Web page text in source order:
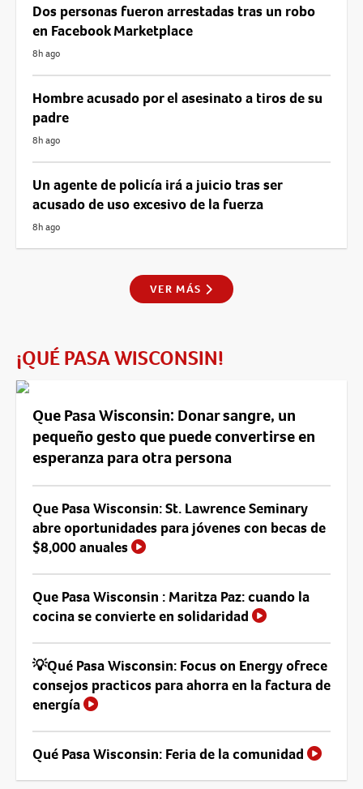
Dos personas fueron arrestadas tras un robo
en Facebook Marketplace
8h ago
Hombre acusado por el asesinato a tiros de su
padre
8h ago
Un agente de policía irá a juicio tras ser
acusado de uso excesivo de la fuerza
8h ago
VER MÁS
¡QUÉ PASA WISCONSIN!
Que Pasa Wisconsin: Donar sangre, un
pequeño gesto que puede convertirse en
esperanza para otra persona
Que Pasa Wisconsin: St. Lawrence Seminary
abre oportunidades para jóvenes con becas de
$8,000 anuales
Que Pasa Wisconsin : Maritza Paz: cuando la
cocina se convierte en solidaridad
💡Qué Pasa Wisconsin: Focus on Energy ofrece
consejos practicos para ahorra en la factura de
energía
Qué Pasa Wisconsin: Feria de la comunidad